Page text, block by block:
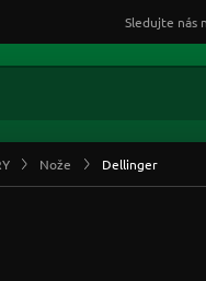
Nože Dellinger
Sledujte nás